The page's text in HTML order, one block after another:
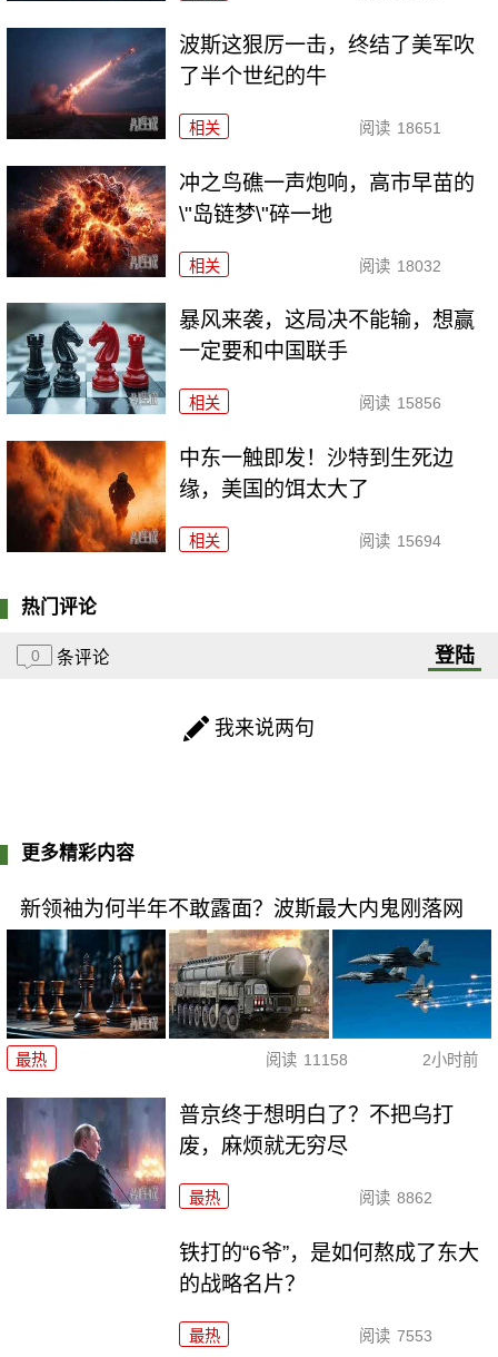
波斯这狠厉一击，终结了美军吹
了半个世纪的牛
相关 阅读 18651
冲之鸟礁一声炮响，高市早苗的
\"岛链梦\"碎一地
相关 阅读 18032
暴风来袭，这局决不能输，想赢
一定要和中国联手
相关 阅读 15856
中东一触即发！沙特到生死边
缘，美国的饵太大了
相关 阅读 15694
热门评论
0 条评论 登陆
我来说两句
更多精彩内容
新领袖为何半年不敢露面？波斯最大内鬼刚落网
最热 阅读 11158 2小时前
普京终于想明白了？不把乌打
废，麻烦就无穷尽
最热 阅读 8862
铁打的“6爷”，是如何熬成了东大
的战略名片？
最热 阅读 7553